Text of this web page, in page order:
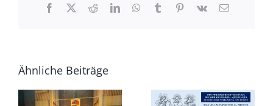
Facebook
X RedditLinkedInWhatsApp
TumblrPinterest
Vk
E-
Ähnliche Beiträge